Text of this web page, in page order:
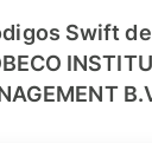
Swift